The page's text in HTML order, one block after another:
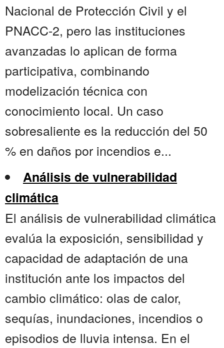
Nacional de Protección Civil y el
PNACC-2, pero las instituciones
avanzadas lo aplican de forma
participativa, combinando
modelización técnica con
conocimiento local. Un caso
sobresaliente es la reducción del 50
% en daños por incendios e...
Análisis de vulnerabilidad
climática
El análisis de vulnerabilidad climática
evalúa la exposición, sensibilidad y
capacidad de adaptación de una
institución ante los impactos del
cambio climático: olas de calor,
sequías, inundaciones, incendios o
episodios de lluvia intensa. En el